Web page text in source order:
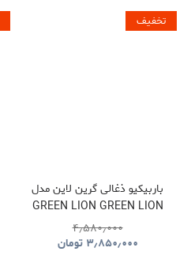
تخفیف
باربیکیو ذغالی گرین لاین مدل
GREEN LION GREEN LION
QUDRA FOLDABLE BBQ
GRILL GNQDRBBQSTBK
۴٫۵۸۰٫۰۰۰
۳٫۸۵۰٫۰۰۰ تومان